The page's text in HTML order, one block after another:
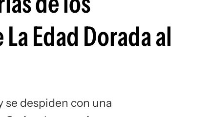
Edad Dorada al
se despiden con una